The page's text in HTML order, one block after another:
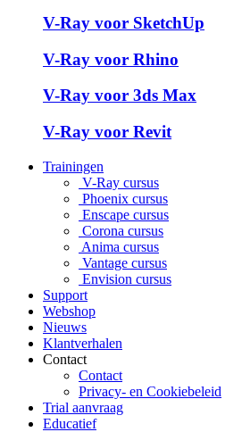
V-Ray voor SketchUp
V-Ray voor Rhino
V-Ray voor 3ds Max
V-Ray voor Revit
Trainingen
V-Ray cursus
Phoenix cursus
Enscape cursus
Corona cursus
Anima cursus
Vantage cursus
Envision cursus
Support
Webshop
Nieuws
Klantverhalen
Contact
Contact
Privacy- en Cookiebeleid
Trial aanvraag
Educatief